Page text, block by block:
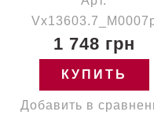
1 748 грн
КУПИТЬ
Добавить в